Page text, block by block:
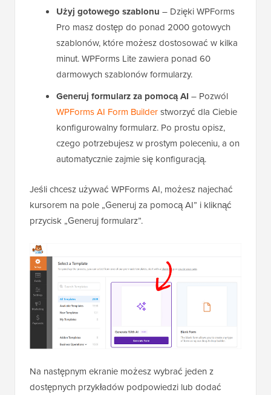
Użyj gotowego szablonu – Dzięki WPForms
Pro masz dostęp do ponad 2000 gotowych
szablonów, które możesz dostosować w kilka
minut. WPForms Lite zawiera ponad 60
darmowych szablonów formularzy.
Generuj formularz za pomocą AI – Pozwól
WPForms AI Form Builderstworzyć dla Ciebie
konfigurowalny formularz. Po prostu opisz,
czego potrzebujesz w prostym poleceniu, a on
automatycznie zajmie się konfiguracją.
Jeśli chcesz używać WPForms AI, możesz najechać
kursorem na pole „Generuj za pomocą AI” i kliknąć
przycisk „Generuj formularz”.
Na następnym ekranie możesz wybrać jeden z
dostępnych przykładów podpowiedzi lub dodać